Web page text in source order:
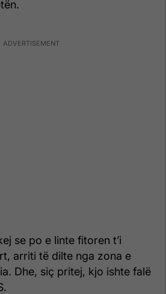
se po e linte fitoren t’i
arriti të dilte nga zona e
Dhe, siç pritej, kjo ishte falë